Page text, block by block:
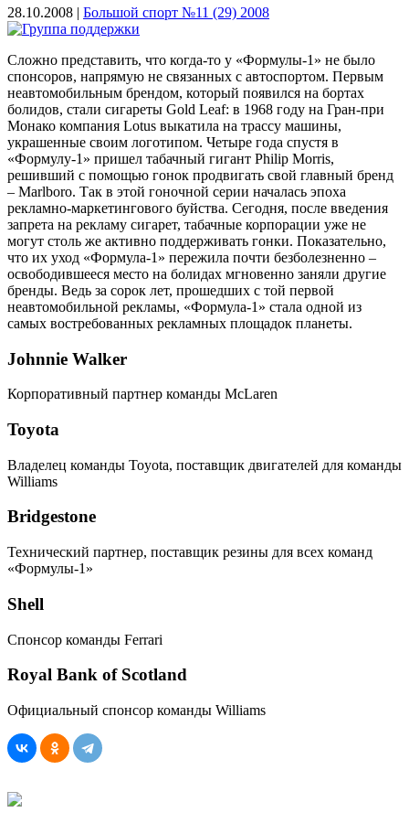
28.10.2008 | Большой спорт №11 (29) 2008
Сложно представить, что когда-то у «Формулы-1» не было
спонсоров, напрямую не связанных с автоспортом. Первым
неавтомобильным брендом, который появился на бортах
болидов, стали сигареты Gold Leaf: в 1968 году на Гран-при
Монако компания Lotus выкатила на трассу машины,
украшенные своим логотипом. Четыре года спустя в
«Формулу-1» пришел табачный гигант Philip Morris,
решивший с помощью гонок продвигать свой главный бренд
– Marlboro. Так в этой гоночной серии началась эпоха
рекламно-маркетингового буйства. Сегодня, после введения
запрета на рекламу сигарет, табачные корпорации уже не
могут столь же активно поддерживать гонки. Показательно,
что их уход «Формула-1» пережила почти безболезненно –
освободившееся место на болидах мгновенно заняли другие
бренды. Ведь за сорок лет, прошедших с той первой
неавтомобильной рекламы, «Формула-1» стала одной из
самых востребованных рекламных площадок планеты.
Johnnie Walker
Корпоративный партнер команды McLaren
Toyota
Владелец команды Toyota, поставщик двигателей для команды
Williams
Bridgestone
Технический партнер, поставщик резины для всех команд
«Формулы-1»
Shell
Спонсор команды Ferrari
Royal Bank of Scotland
Официальный спонсор команды Williams